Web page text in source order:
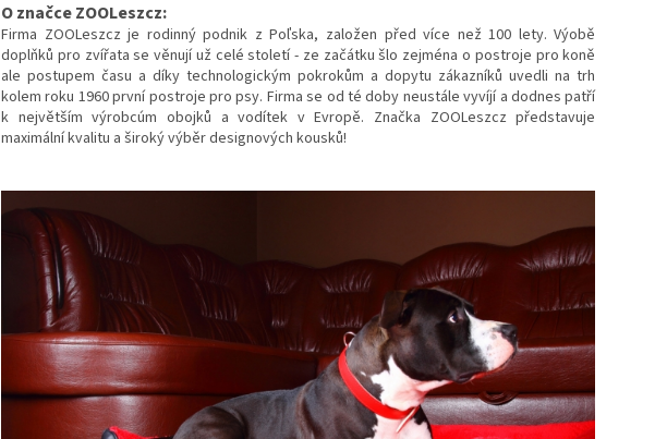
O značce ZOOLeszcz:
Firma ZOOLeszcz je rodinný podnik z Poľska, založen před více než 100 lety. Výobě
doplňků pro zvířata se věnují už celé století - ze začátku šlo zejména o postroje pro koně
ale postupem času a díky technologickým pokrokům a dopytu zákazníků uvedli na trh
kolem roku 1960 první postroje pro psy. Firma se od té doby neustále vyvíjí a dodnes patří
k největším výrobcúm obojků a vodítek v Evropě. Značka ZOOLeszcz představuje
maximální kvalitu a široký výběr designových kousků!